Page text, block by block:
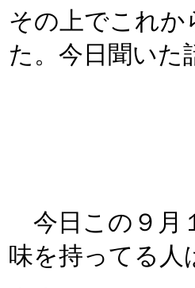
その上でこれ
た。今日聞いた
今日この９月
味を持ってる人